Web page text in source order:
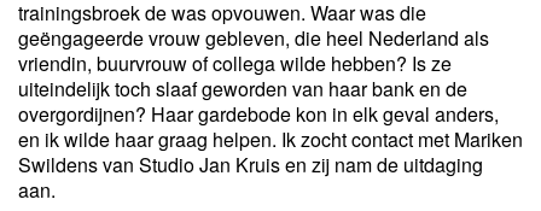
trainingsbroek de was opvouwen. Waar was die
geëngageerde vrouw gebleven, die heel Nederland als
vriendin, buurvrouw of collega wilde hebben? Is ze
uiteindelijk toch slaaf geworden van haar bank en de
overgordijnen? Haar gardebode kon in elk geval anders,
en ik wilde haar graag helpen. Ik zocht contact met Mariken
Swildens van Studio Jan Kruis en zij nam de uitdaging
aan.